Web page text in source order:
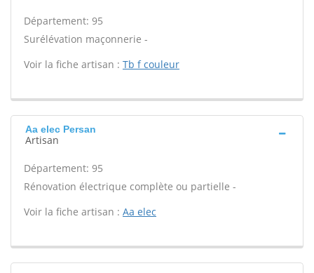
Département: 95
Surélévation maçonnerie -
Voir la fiche artisan : Tb f couleur
Aa elec Persan
Artisan
Département: 95
Rénovation électrique complète ou partielle -
Voir la fiche artisan : Aa elec